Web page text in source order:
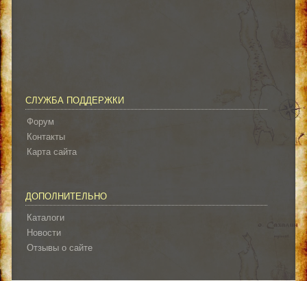
СЛУЖБА ПОДДЕРЖКИ
Форум
Контакты
Карта сайта
ДОПОЛНИТЕЛЬНО
Каталоги
Новости
Отзывы о сайте